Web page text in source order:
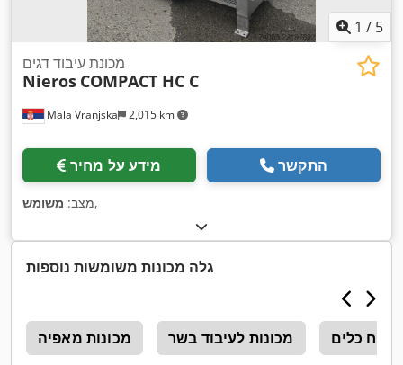
1 / 5
Mala Vranjska 2,015 km
מכונת עיבוד דגים
Nieros COMPACT HC C
מידע על מחיר התקשר
מצב: משומש ,
גלה מכונות משומשות נוספות
מכונות מאפיה מכונות לעיבוד בשר מדיח כלים